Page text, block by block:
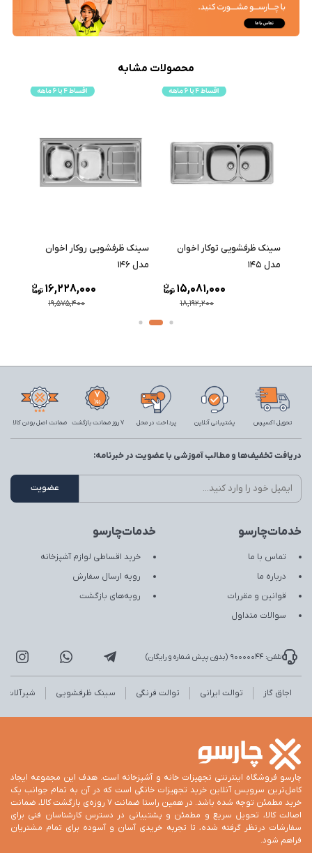
محصولات مشابه
سینک ظرفشویی توکار اخوان
مدل 145
18,192,200
15,081,000
سینک ظرفشویی روکار اخوان
مدل 146
19,575,400
16,228,000
تحویل اکسپرس پشتیبانی آنلاین پرداخت در محل 7 روز ضمانت بازگشت ضمانت اصل بودن کالا
خدمات‌چارسو
تماس با ما
درباره ما
قوانین و مقررات
سوالات متداول
خدمات‌چارسو
خرید اقساطی لوازم آشپزخانه
رویه ارسال سفارش
رویه‌های بازگشت
دریافت تخفیف‌ها و مطالب آموزشی با عضویت در خبرنامه:
تلفن: 90000044 (بدون پیش شماره و رایگان)
اجاق گاز توالت ایرانی توالت فرنگی سینک ظرفشویی شیرآلات
چارسو فروشگاه اینترنتی تجهیزات خانه و آشپزخانه است. هدف این مجموعه ایجاد
کامل‌ترین سرویس آنلاین خرید تجهیزات خانگی است که در آن به تمام جوانب یک
خرید مطمئن توجه شده باشد. در همین راستا ضمانت 7 روزه‌ی بازگشت کالا، ضمانت
اصالت کالا، تحویل سریع و مطمئن و پشتیبانی در دسترس کارشناسان فنی برای
سفارشات درنظر گرفته شده، تا تجربه خریدی آسان و آسوده برای تمام مشتریان
فراهم شود.